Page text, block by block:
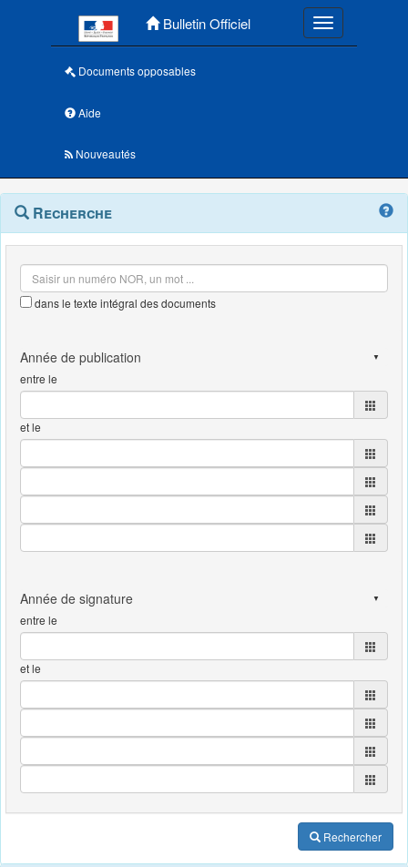
Bulletin Officiel Toggle
Documents opposables
Aide
Nouveautés
Navigation
outils
Menu
contextuel
Recherche
dans le texte intégral des documents
entre le
et le
entre le
et le
Rechercher